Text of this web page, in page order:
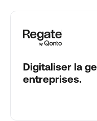
Digitaliser la
entreprises.